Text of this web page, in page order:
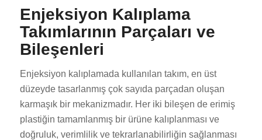
Enjeksiyon Kalıplama
Takımlarının Parçaları ve
Bileşenleri
Enjeksiyon kalıplamada kullanılan takım, en üst
düzeyde tasarlanmış çok sayıda parçadan oluşan
karmaşık bir mekanizmadır. Her iki bileşen de erimiş
plastiğin tamamlanmış bir ürüne kalıplanması ve
doğruluk, verimlilik ve tekrarlanabilirliğin sağlanması